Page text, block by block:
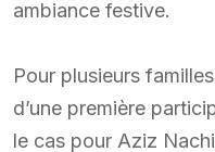
ambiance festive.
Pour plusieurs
d’une première
le cas pour Aziz